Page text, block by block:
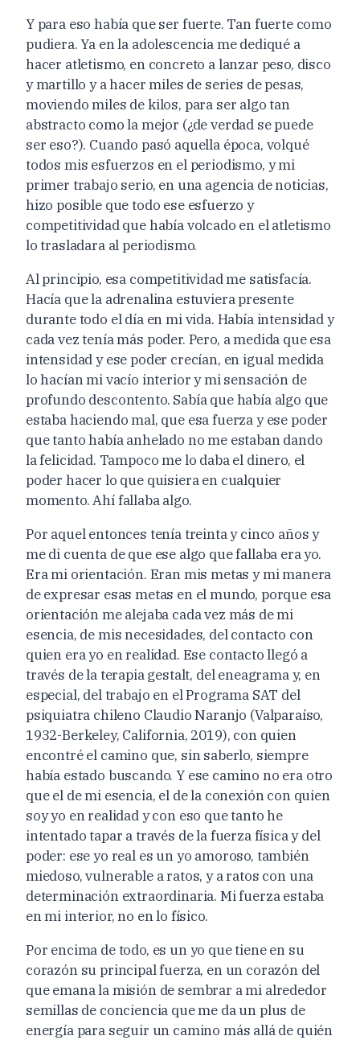
Y para eso había que ser fuerte. Tan fuerte como
pudiera. Ya en la adolescencia me dediqué a
hacer atletismo, en concreto a lanzar peso, disco
y martillo y a hacer miles de series de pesas,
moviendo miles de kilos, para ser algo tan
abstracto como la mejor (¿de verdad se puede
ser eso?). Cuando pasó aquella época, volqué
todos mis esfuerzos en el periodismo, y mi
primer trabajo serio, en una agencia de noticias,
hizo posible que todo ese esfuerzo y
competitividad que había volcado en el atletismo
lo trasladara al periodismo.
Al principio, esa competitividad me satisfacía.
Hacía que la adrenalina estuviera presente
durante todo el día en mi vida. Había intensidad y
cada vez tenía más poder. Pero, a medida que esa
intensidad y ese poder crecían, en igual medida
lo hacían mi vacío interior y mi sensación de
profundo descontento. Sabía que había algo que
estaba haciendo mal, que esa fuerza y ese poder
que tanto había anhelado no me estaban dando
la felicidad. Tampoco me lo daba el dinero, el
poder hacer lo que quisiera en cualquier
momento. Ahí fallaba algo.
Por aquel entonces tenía treinta y cinco años y
me di cuenta de que ese algo que fallaba era yo.
Era mi orientación. Eran mis metas y mi manera
de expresar esas metas en el mundo, porque esa
orientación me alejaba cada vez más de mi
esencia, de mis necesidades, del contacto con
quien era yo en realidad. Ese contacto llegó a
través de la terapia gestalt, del eneagrama y, en
especial, del trabajo en el Programa SAT del
psiquiatra chileno Claudio Naranjo (Valparaíso,
1932-Berkeley, California, 2019), con quien
encontré el camino que, sin saberlo, siempre
había estado buscando. Y ese camino no era otro
que el de mi esencia, el de la conexión con quien
soy yo en realidad y con eso que tanto he
intentado tapar a través de la fuerza física y del
poder: ese yo real es un yo amoroso, también
miedoso, vulnerable a ratos, y a ratos con una
determinación extraordinaria. Mi fuerza estaba
en mi interior, no en lo físico.
Por encima de todo, es un yo que tiene en su
corazón su principal fuerza, en un corazón del
que emana la misión de sembrar a mi alrededor
semillas de conciencia que me da un plus de
energía para seguir un camino más allá de quién